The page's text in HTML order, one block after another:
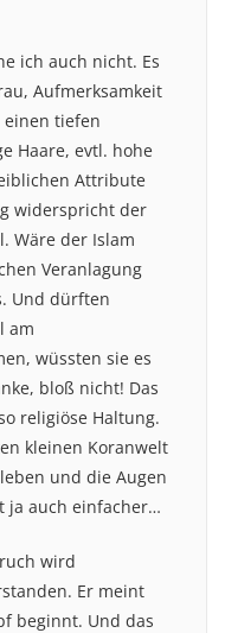
ich auch nicht. Es
Aufmerksamkeit
einen tiefen
Haare, evtl. hohe
Attribute
widerspricht der
Wäre der Islam
Veranlagung
Und dürften
am
wüssten sie es
bloß nicht! Das
religiöse Haltung.
kleinen Koranwelt
und die Augen
ja auch einfacher…
wird
Er meint
beginnt. Und das